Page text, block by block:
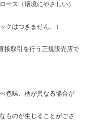
ース（環境にやさしい）
クはつきません。）
接取引を行う正規販売店で
色味、柄が異なる場合が
ものが生じることがござ